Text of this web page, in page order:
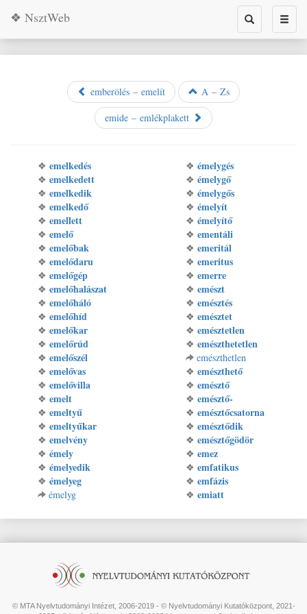
Toggle
search
❖ NsztWeb
emberölés – emelít
A – Zs
emide – emlékplakett
❖ emelkedés
❖ emelkedett
❖ emelkedik
❖ emelkedő
❖ emellett
❖ emelő
❖ emelőbak
❖ emelődaru
❖ emelőgép
❖ emelőhalászat
❖ emelőháló
❖ emelőhíd
❖ emelőkar
❖ emelőrúd
❖ emelőszél
❖ emelővas
❖ emelővilla
❖ emelt
❖ emeltyű
❖ emeltyűkar
❖ emelvény
❖ émely
❖ émelyedik
❖ émelyeg
émelyg
❖ émelygés
❖ émelygő
❖ émelygős
❖ émelyít
❖ émelyítő
❖ ementáli
❖ emeritál
❖ emeritus
❖ emerre
❖ emészt
❖ emésztés
❖ emésztet
❖ emésztetlen
❖ emészthetetlen
emészthetlen
❖ emészthető
❖ emésztő
❖ emésztő-
❖ emésztőcsatorna
❖ emésztődik
❖ emésztőgödör
❖ emez
❖ emfatikus
❖ emfázis
❖ emiatt
© MTA Nyelvtudományi Intézet, 2006-2019 - © Nyelvtudományi Kutatóközpont, 2021-